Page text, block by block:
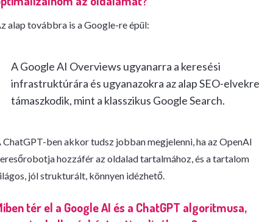
alap továbbra is a Google-re épül:
A Google AI Overviews ugyanarra a keresési
infrastruktúrára és ugyanazokra az alap SEO-elvekre
támaszkodik, mint a klasszikus Google Search.
ChatGPT-ben akkor tudsz jobban megjelenni, ha az OpenAI
hozzáfér az oldalad tartalmához, és a tartalom
jól strukturált, könnyen idézhető.
tér el a Google AI és a ChatGPT algoritmusa,